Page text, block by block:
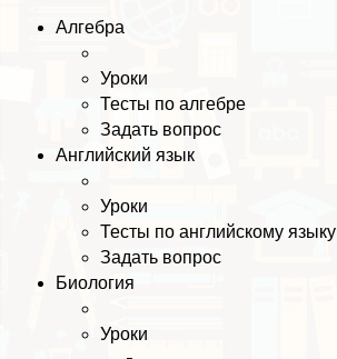
Алгебра
Уроки
Тесты по алгебре
Задать вопрос
Английский язык
Уроки
Тесты по английскому языку
Задать вопрос
Биология
Уроки